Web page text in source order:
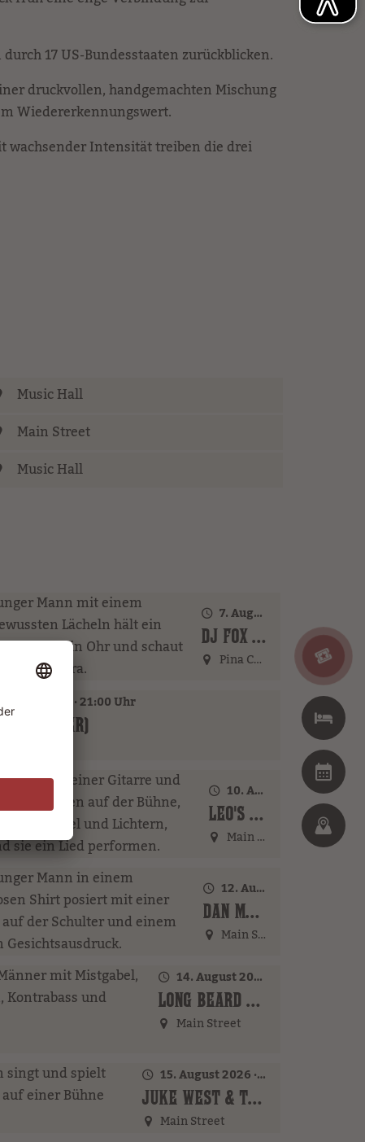
17 US-Bundesstaaten zurückblicken.
druckvollen, handgemachten Mischung
Wiedererkennungswert.
wachsender Intensität treiben die drei
Music Hall
Main Street
Music Hall
7. August 2026 · 21:00 Uhr
DJ FOX REDFIELD (GER)
Pina Colada Bar
2026 · 21:00 Uhr
(GER)
10. August 2026 · 18:00 Uhr
LEO'S FAMILY (GER)
Main Street
12. August 2026 · 17:00 Uhr – 18:00 Uhr
DAN MCBAKER (GER)
Main Street
14. August 2026 · 16:00 Uhr – 18:00 Uhr
LONG BEARD BROTHERS (AT)
Main Street
15. August 2026 · 16:00 Uhr – 18:00 Uhr
JUKE WEST & THE BAND (AT)
Main Street